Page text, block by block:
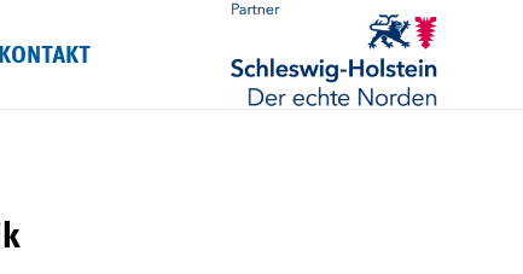
KONTAKT